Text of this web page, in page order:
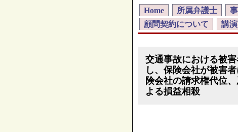
Home 所属弁護士
顧問契約について
講
交通事故における被
し、保険会社が被害
険会社の請求権代位
よる損益相殺